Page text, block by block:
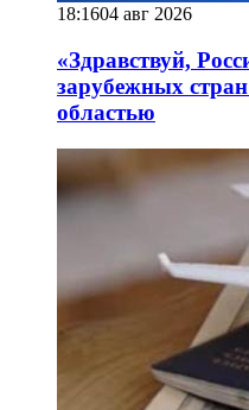
18:1604 авг 2026
«Здравствуй,
зарубежных
областью